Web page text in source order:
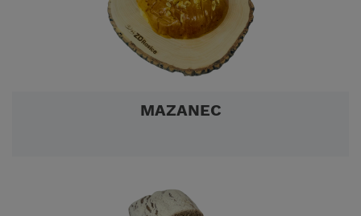
MAZANEC